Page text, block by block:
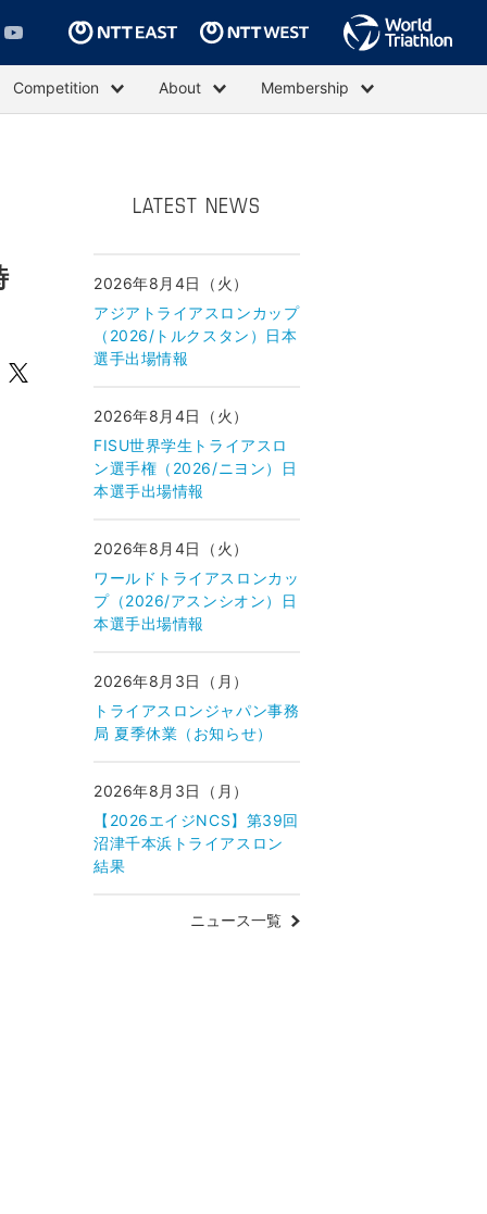
Competition About Membership
LATEST NEWS
2026年8月4日（火）
アジアトライアスロンカップ
（2026/トルクスタン）日本
選手出場情報
2026年8月4日（火）
FISU世界学生トライアスロ
ン選手権（2026/ニヨン）日
本選手出場情報
2026年8月4日（火）
ワールドトライアスロンカッ
プ（2026/アスンシオン）日
本選手出場情報
2026年8月3日（月）
トライアスロンジャパン事務
局 夏季休業（お知らせ）
2026年8月3日（月）
【2026エイジNCS】第39回
沼津千本浜トライアスロン
結果
ニュース一覧